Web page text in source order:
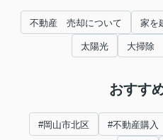
不動産 売却について 家を
太陽光 大掃除
おすす
#岡山市北区 #不動産購入